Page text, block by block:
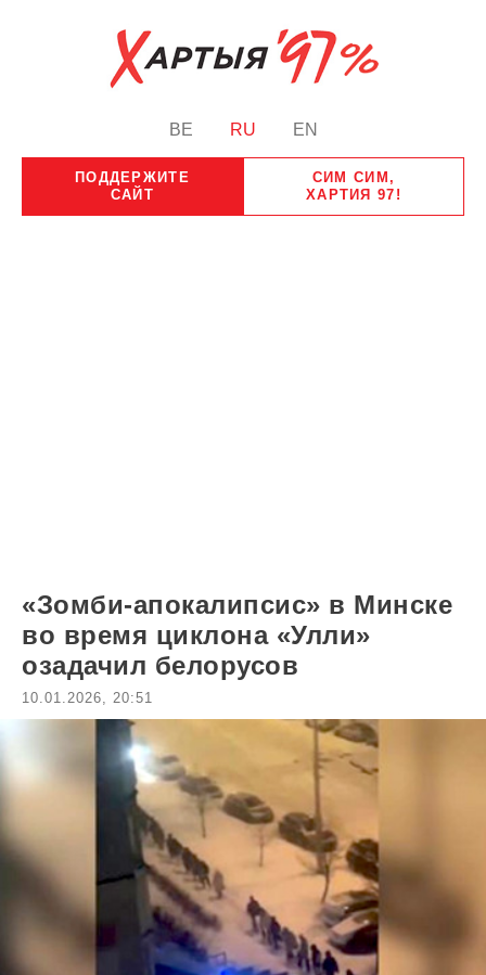
BE RU EN
ПОДДЕРЖИТЕ
САЙТ
СИМ СИМ,
ХАРТИЯ 97!
«Зомби-апокалипсис» в Минске
во время циклона «Улли»
озадачил белорусов
10.01.2026, 20:51